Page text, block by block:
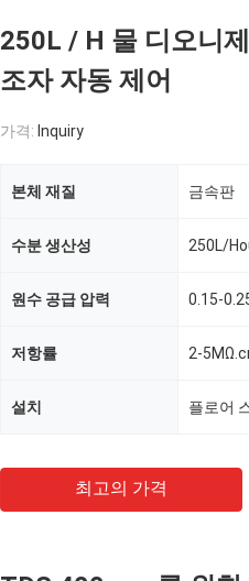
250L / H 물 디오니
조자 자동 제어
가격: Inquiry
본체 재질 금속판
수분 생산성 250L/
원수 공급 압력 0.15-
저항률 2-
설치 플로어
최고의 가격